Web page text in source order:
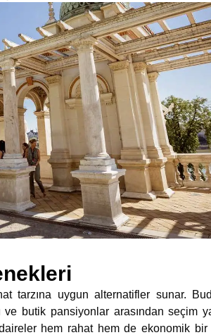
tarzına uygun alternatifler sunar.
butik pansiyonlar arasından seçim
hem rahat hem de ekonomik bir